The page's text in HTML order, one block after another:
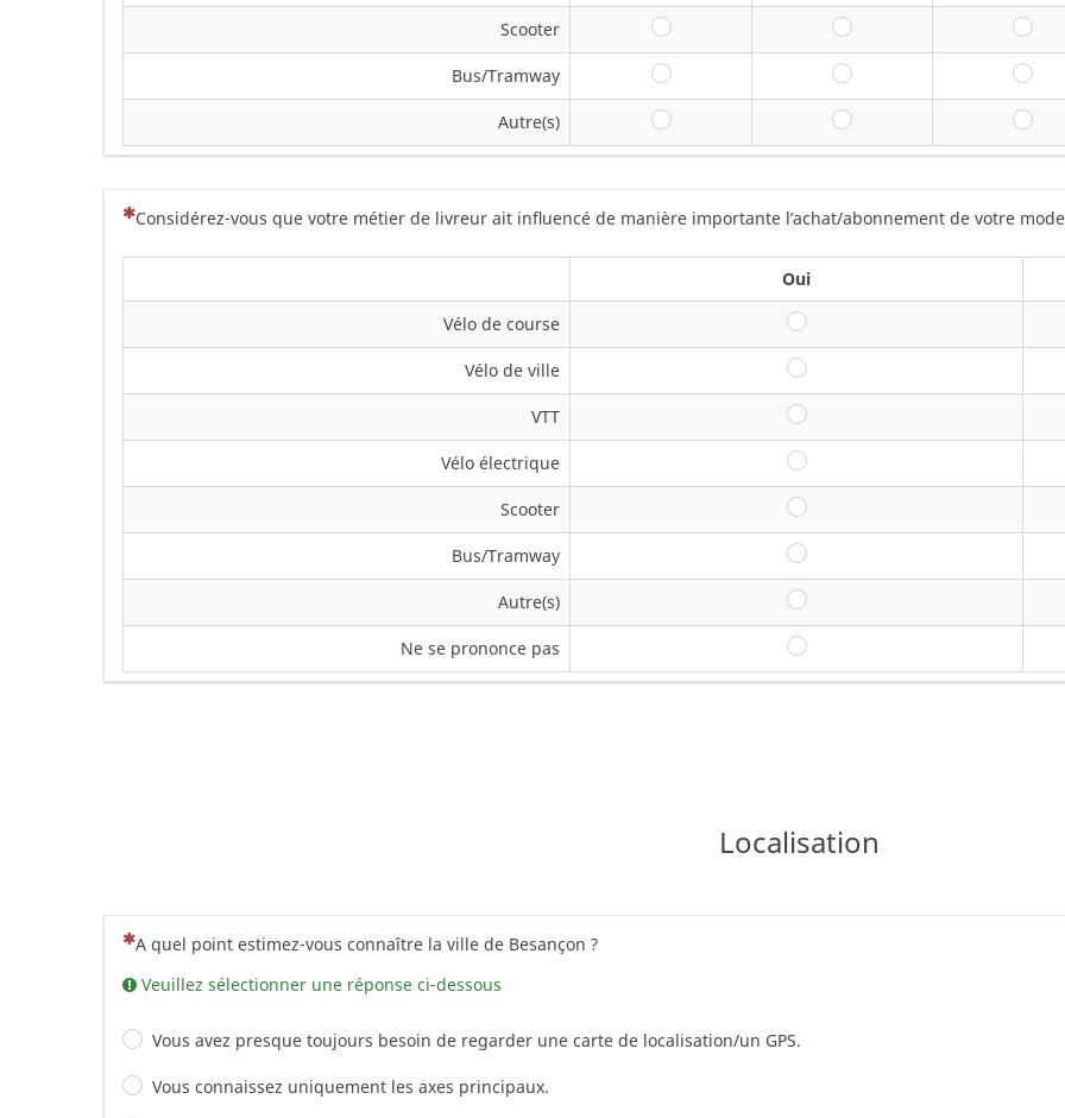
Scooter De temps en temps
Bus/Tramway De temps en temps
Autre(s) De temps en temps
(Cette question est obligatoire)
Considérez-vous que votre métier de livreur ait influencé de manière importante l’achat/abonnement de votre
Oui
Vélo de course
Vélo de ville
VTT
Vélo électrique
Scooter
Bus/Tramway
Autre(s)
Ne se prononce pas
Localisation
(Cette question est obligatoire)
A quel point estimez-vous connaître la ville de Besançon ?
Veuillez sélectionner une réponse ci-dessous
Vous avez presque toujours besoin de regarder une carte de localisation/un GPS.
Vous connaissez uniquement les axes principaux.